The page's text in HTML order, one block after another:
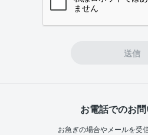
送信
お電話でのお
お急ぎの場合やメールを受